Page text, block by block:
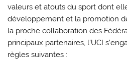
valeurs et atouts du sport dont
développement et la promotion
la proche collaboration des
principaux partenaires, l’UCI
règles suivantes :